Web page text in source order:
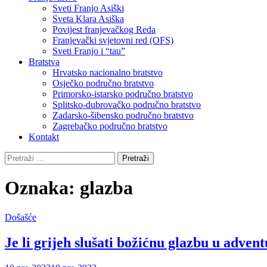
Sveti Franjo Asiški
Sveta Klara Asiška
Povijest franjevačkog Reda
Franjevački svjetovni red (OFS)
Sveti Franjo i “tau”
Bratstva
Hrvatsko nacionalno bratstvo
Osječko područno bratstvo
Primorsko-istarsko područno bratstvo
Splitsko-dubrovačko područno bratstvo
Zadarsko-šibensko područno bratstvo
Zagrebačko područno bratstvo
Kontakt
Pretraži:
Oznaka: glazba
Došašće
Je li grijeh slušati božićnu glazbu u